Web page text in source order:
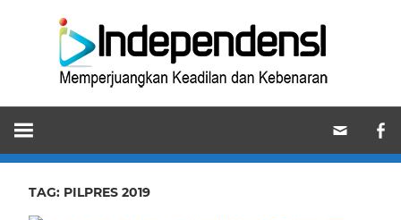
Memperjuangkan
Keadilan
dan
Kebenaran
TAG: PILPRES 2019